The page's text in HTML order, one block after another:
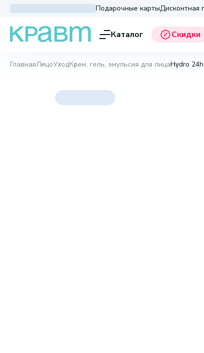
Подарочные картыДисконтная
Каталог Скидки
ГлавнаяЛицоУходКрем, гель, эмульсия для лицаHydro